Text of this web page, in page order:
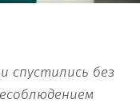
спустились без